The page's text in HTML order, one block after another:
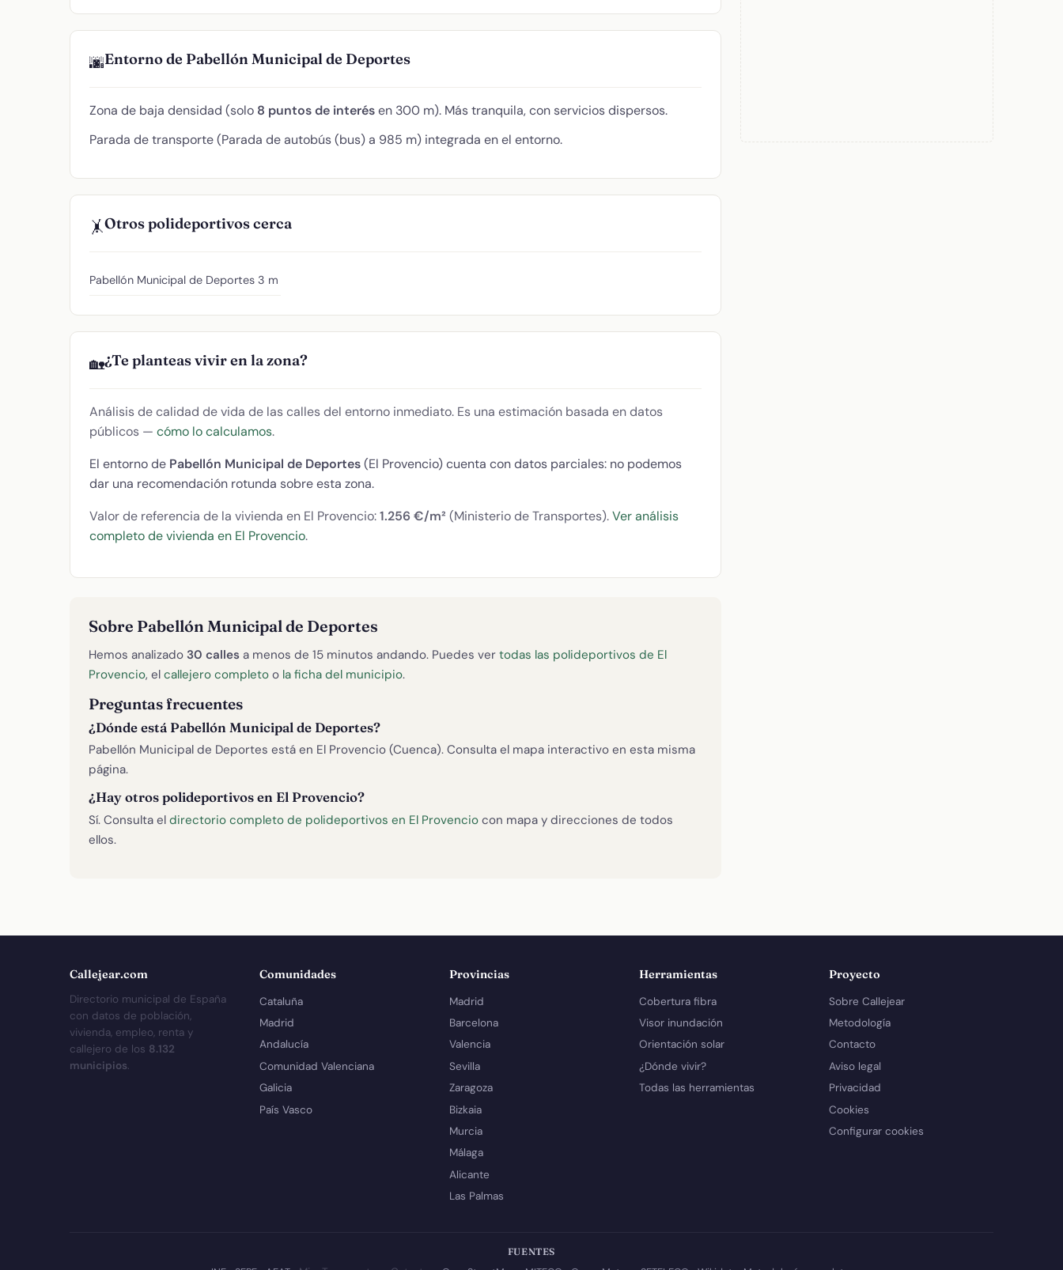
🌆Entorno de Pabellón Municipal de Deportes
Zona de baja densidad (solo 8 puntos de interésen 300 m). Más tranquila, con servicios dispersos.
Parada de transporte (Parada de autobús (bus) a 985 m) integrada en el entorno.
🤸Otros polideportivos cerca
Pabellón Municipal de Deportes 3 m
🏡¿Te planteas vivir en la zona?
Análisis de calidad de vida de las calles del entorno inmediato. Es una estimación basada en datos
públicos — cómo lo calculamos.
El entorno de Pabellón Municipal de Deportes(El Provencio) cuenta con datos parciales: no podemos
dar una recomendación rotunda sobre esta zona.
Valor de referencia de la vivienda en El Provencio:1.256 €/m² (Ministerio de Transportes).Ver análisis
completo de vivienda en El Provencio.
Sobre Pabellón Municipal de Deportes
Hemos analizado 30 calles a menos de 15 minutos andando. Puedes ver todas las polideportivos de El
Provencio, el callejero completo o la ficha del municipio.
Preguntas frecuentes
¿Dónde está Pabellón Municipal de Deportes?
Pabellón Municipal de Deportes está en El Provencio (Cuenca). Consulta el mapa interactivo en esta misma
página.
¿Hay otros polideportivos en El Provencio?
Sí. Consulta el directorio completo de polideportivos en El Provencio con mapa y direcciones de todos
ellos.
Callejear.com
Directorio municipal de España
con datos de población,
vivienda, empleo, renta y
callejero de los 8.132
municipios.
Comunidades
Cataluña
Madrid
Andalucía
Comunidad Valenciana
Galicia
País Vasco
Provincias
Madrid
Barcelona
Valencia
Sevilla
Zaragoza
Bizkaia
Murcia
Málaga
Alicante
Las Palmas
Herramientas
Cobertura fibra
Visor inundación
Orientación solar
¿Dónde vivir?
Todas las herramientas
Proyecto
Sobre Callejear
Metodología
Contacto
Aviso legal
Privacidad
Cookies
Configurar cookies
FUENTES